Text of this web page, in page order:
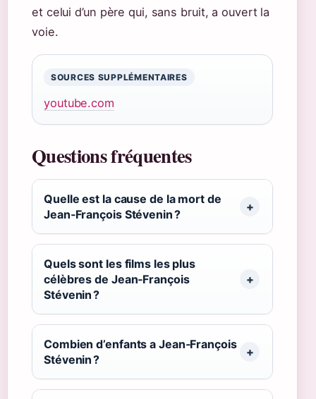
et celui d’un père qui, sans bruit, a ouvert la
voie.
SOURCES SUPPLÉMENTAIRES
youtube.com
Questions fréquentes
Quelle est la cause de la mort de
Jean‑François Stévenin ?
Quels sont les films les plus
célèbres de Jean‑François
Stévenin ?
Combien d’enfants a Jean‑François
Stévenin ?